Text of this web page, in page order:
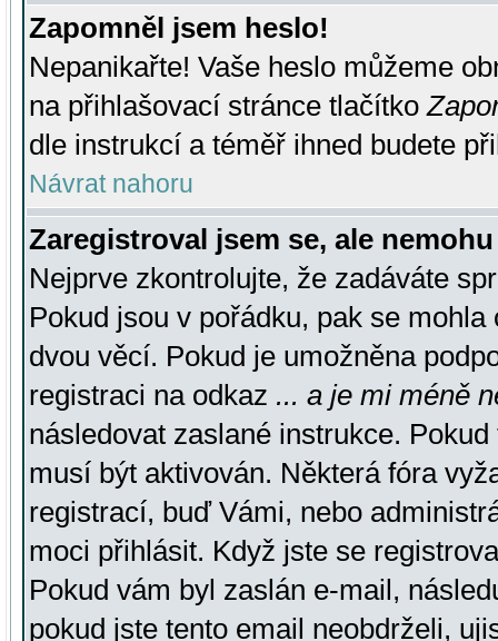
Zapomněl jsem heslo!
Nepanikařte! Vaše heslo můžeme
na přihlašovací stránce tlačítko
dle instrukcí a téměř ihned budete
Návrat nahoru
Zaregistroval jsem se, ale
Nejprve zkontrolujte, že zadáváte
Pokud jsou v pořádku, pak se
dvou věcí. Pokud je umožněna
registraci na odkaz ... a je mi méně
následovat zaslané instrukce.
musí být aktivován. Některá fóra
registrací, buď Vámi, nebo
moci přihlásit. Když jste se
Pokud vám byl zaslán e-mail,
pokud jste tento email neobdrželi,